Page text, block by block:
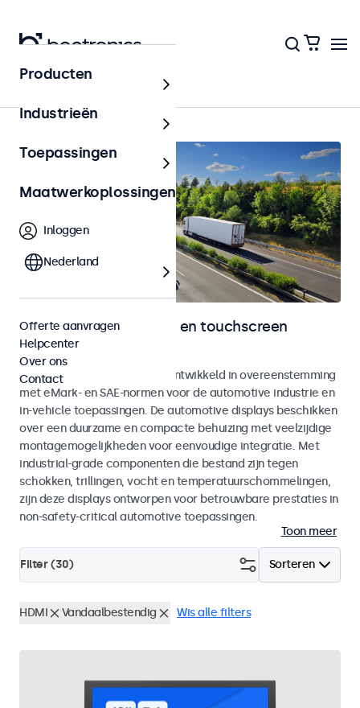
Home
Automotive monitoren en touchscreen
displays
Monitoren en touchscreens ontwikkeld in overeenstemming
met eMark- en SAE-normen voor de automotive industrie en
in-vehicle toepassingen. De automotive displays beschikken
over een duurzame en compacte behuizing met veelzijdige
montagemogelijkheden voor eenvoudige integratie. Met
industrial-grade componenten die bestand zijn tegen
schokken, trillingen, vocht en temperatuurschommelingen,
zijn deze displays ontworpen voor betrouwbare prestaties in
non-safety-critical automotive toepassingen.
Toon meer
Sorteren
Filter (30)
HDMI Vandaalbestendig Wis alle filters
Producten
Industrieën
Toepassingen
Maatwerkoplossingen
Inloggen
Nederland
Offerte aanvragen
Helpcenter
Over ons
Contact